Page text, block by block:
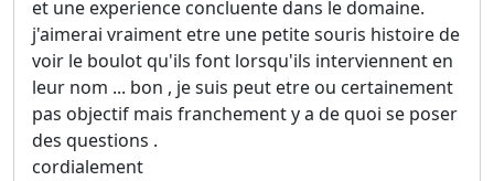
et une experience concluente dans le domaine.
j'aimerai vraiment etre une petite souris histoire de
voir le boulot qu'ils font lorsqu'ils interviennent en
leur nom ... bon , je suis peut etre ou certainement
pas objectif mais franchement y a de quoi se poser
des questions .
cordialement